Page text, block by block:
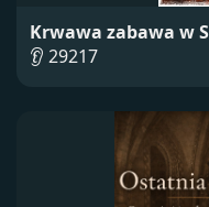
Krwawa zabawa w
👂 29217